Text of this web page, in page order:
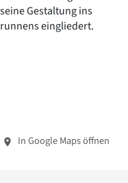
Gestaltung ins
eingliedert.
In Google Maps öffnen